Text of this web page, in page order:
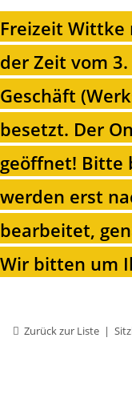
Freizeit
der Zeit vom
Geschäft
besetzt. Der
geöffnet! Bitte
werden erst
bearbeitet,
Wir bitten um
Zurück zur Liste